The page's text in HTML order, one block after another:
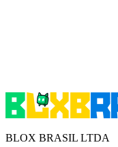
BLOX BRASIL LTDA